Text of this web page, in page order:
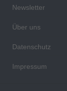
Newsletter
Über uns
Datenschutz
Impressum